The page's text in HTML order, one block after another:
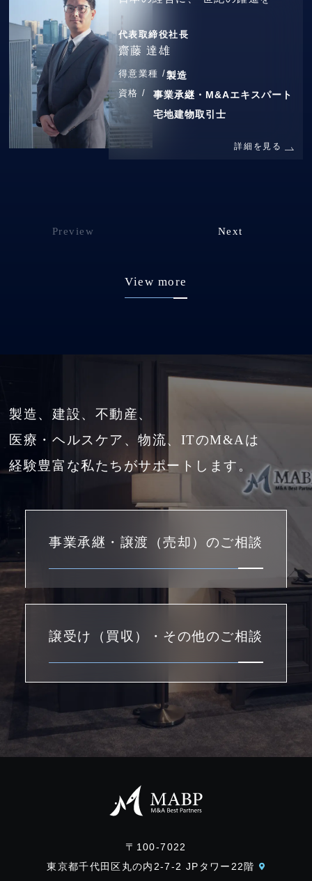
代表取締役社長
齋藤 達雄
得意業種 /製造
資格 /
事業承継・M&Aエキスパート
宅地建物取引士
詳細を見る
Preview Next
View more
製造、建設、不動産、
医療・ヘルスケア、物流、ITのM&Aは
経験豊富な私たちがサポートします。
事業承継・譲渡（売却）のご相談
譲受け（買収）・その他のご相談
〒100-7022
東京都千代田区丸の内2-7-2 JPタワー22階